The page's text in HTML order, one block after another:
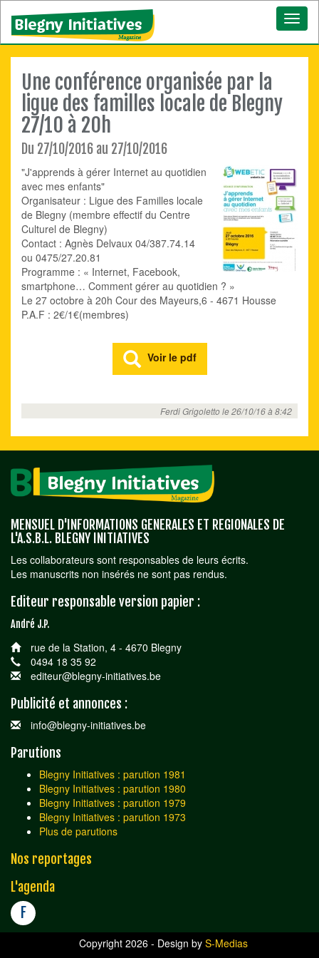
Une conférence organisée par la
ligue des familles locale de Blegny
27/10 à 20h
Du 27/10/2016 au 27/10/2016
"J'apprends à gérer Internet au quotidien
avec mes enfants"
Organisateur : Ligue des Familles locale
de Blegny (membre effectif du Centre
Culturel de Blegny)
Contact : Agnès Delvaux 04/387.74.14
ou 0475/27.20.81
Programme : « Internet, Facebook,
smartphone… Comment gérer au quotidien ? »
Le 27 octobre à 20h Cour des Mayeurs,6 - 4671 Housse
P.A.F : 2€/1€(membres)
Voir le pdf
Ferdi Grigoletto le 26/10/16 à 8:42
MENSUEL D'INFORMATIONS GENERALES ET REGIONALES DE
L'A.S.B.L. BLEGNY INITIATIVES
Les collaborateurs sont responsables de leurs écrits.
Les manuscrits non insérés ne sont pas rendus.
Editeur responsable version papier :
André J.P.
rue de la Station, 4 - 4670 Blegny
0494 18 35 92
editeur@blegny-initiatives.be
Publicité et annonces :
info@blegny-initiatives.be
Parutions
Blegny Initiatives : parution 1981
Blegny Initiatives : parution 1980
Blegny Initiatives : parution 1979
Blegny Initiatives : parution 1973
Plus de parutions
Nos reportages
L'agenda
F
Copyright 2026 - Design by S-Medias